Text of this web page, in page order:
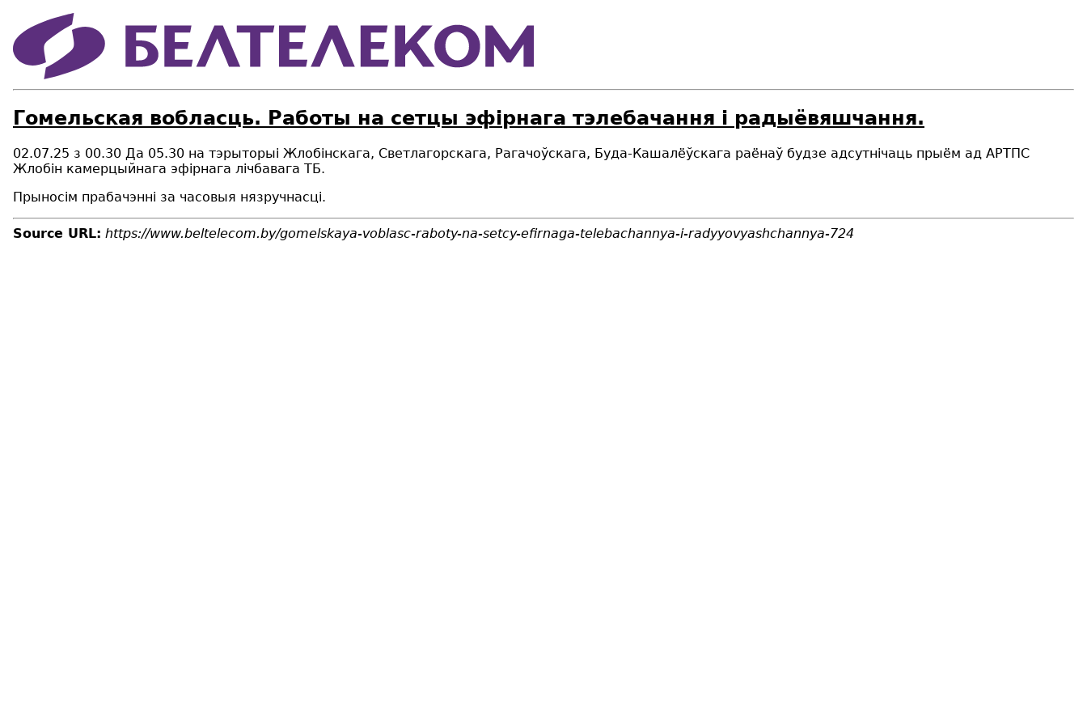
Гомельская вобласць. Работы на сетцы эфірнага тэлебачання і радыёвяшчання.
02.07.25 з 00.30 Да 05.30 на тэрыторыі Жлобінскага, Светлагорскага, Рагачоўскага, Буда-Кашалёўскага раёнаў будзе адсутнічаць прыём ад АРТПС
Жлобін камерцыйнага эфірнага лічбавага ТБ.
Прыносім прабачэнні за часовыя нязручнасці.
Source URL: https://www.beltelecom.by/gomelskaya-voblasc-raboty-na-setcy-efirnaga-telebachannya-i-radyyovyashchannya-724